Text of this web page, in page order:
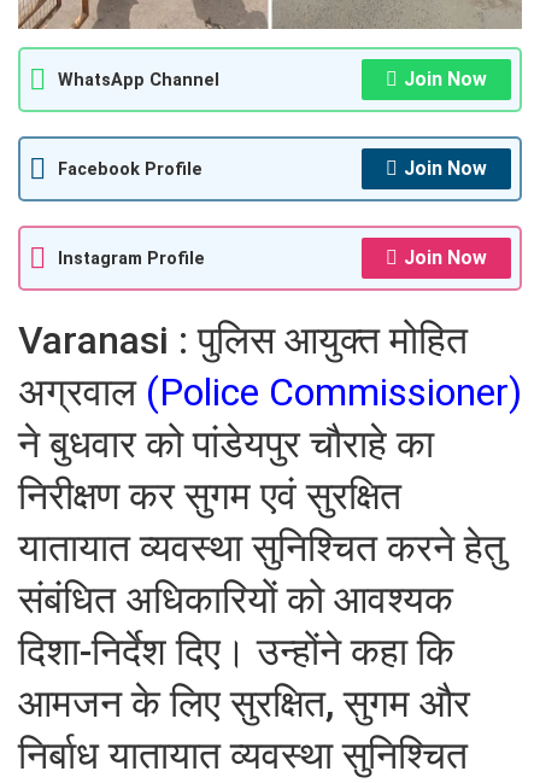
WhatsApp Channel Join Now
Facebook Profile Join Now
Instagram Profile Join Now
Varanasi : पुलिस आयुक्त मोहित
अग्रवाल (Police Commissioner)
ने बुधवार को पांडेयपुर चौराहे का
निरीक्षण कर सुगम एवं सुरक्षित
यातायात व्यवस्था सुनिश्चित करने हेतु
संबंधित अधिकारियों को आवश्यक
दिशा-निर्देश दिए। उन्होंने कहा कि
आमजन के लिए सुरक्षित, सुगम और
निर्बाध यातायात व्यवस्था सुनिश्चित